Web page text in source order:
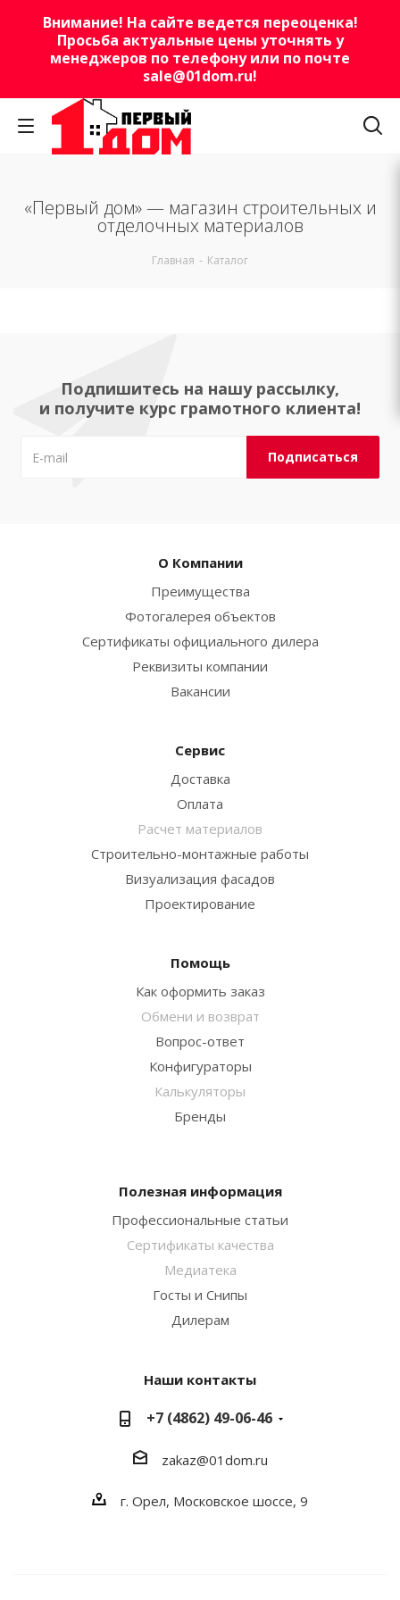
Внимание! На сайте ведется переоценка!
Просьба актуальные цены уточнять у
менеджеров по телефону или по почте
sale@01dom.ru!
«Первый дом» — магазин строительных и
отделочных материалов
Главная - Каталог
Подпишитесь на нашу рассылку,
и получите курс грамотного клиента!
О Компании
Преимущества
Фотогалерея объектов
Сертификаты официального дилера
Реквизиты компании
Вакансии
Сервис
Доставка
Оплата
Расчет материалов
Строительно-монтажные работы
Визуализация фасадов
Проектирование
Помощь
Как оформить заказ
Обмени и возврат
Вопрос-ответ
Конфигураторы
Калькуляторы
Бренды
Полезная информация
Профессиональные статьи
Сертификаты качества
Медиатека
Госты и Снипы
Дилерам
Наши контакты
+7 (4862) 49-06-46
zakaz@01dom.ru
г. Орел, Московское шоссе, 9